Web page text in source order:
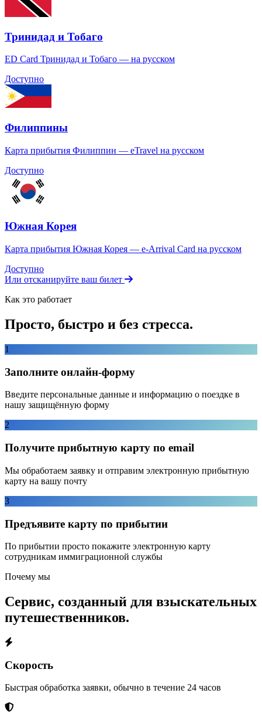
Тринидад и Тобаго
ED Card Тринидад и Тобаго — на русском
Доступно
Филиппины
Карта прибытия Филиппин — eTravel на русском
Доступно
Южная Корея
Карта прибытия Южная Корея — e-Arrival Card на русском
Доступно
Или отсканируйте ваш билет
Как это работает
Просто, быстро и без стресса.
1
Заполните онлайн-форму
Введите персональные данные и информацию о поездке в
нашу защищённую форму
2
Получите прибытную карту по email
Мы обработаем заявку и отправим электронную прибытную
карту на вашу почту
3
Предъявите карту по прибытии
По прибытии просто покажите электронную карту
сотрудникам иммиграционной службы
Почему мы
Сервис, созданный для взыскательных
путешественников.
Скорость
Быстрая обработка заявки, обычно в течение 24 часов